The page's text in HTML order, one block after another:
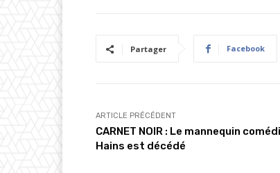
Partager Facebook
ARTICLE PRÉCÉDENT
CARNET NOIR : Le mannequin
Hains est décédé